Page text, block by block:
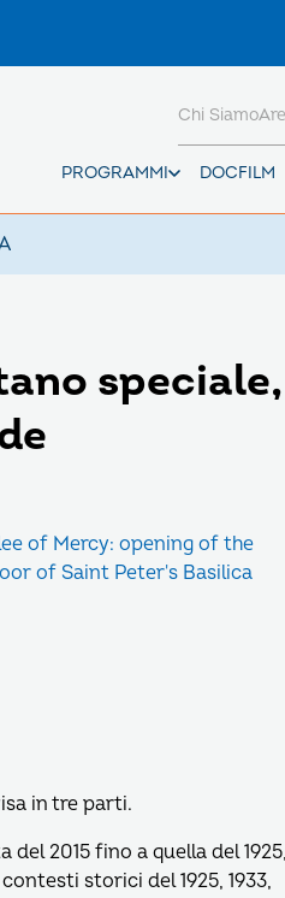
PROGRAMMI DOCFILM
Chi Siamo
speciale,
in tre parti.
2015 fino a quella del 1925,
storici del 1925, 1933,